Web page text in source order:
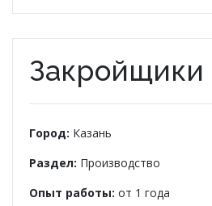
Закройщики
Город: Казань
Раздел: Производство
Опыт работы: от 1 года